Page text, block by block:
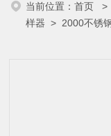
当前位置：首页 >
样器 > 2000不锈